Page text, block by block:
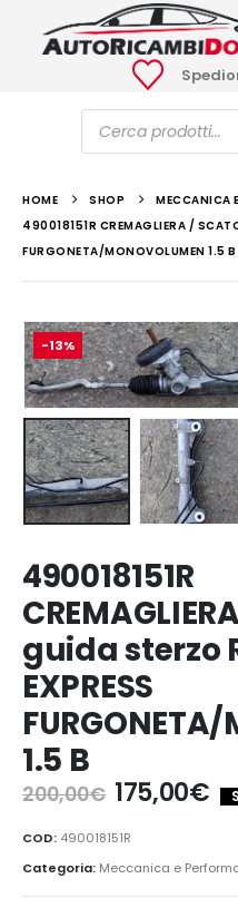
Ricerca
prodotti
HOME SHOP
MECCANICA
490018151R CREMAGLIERA /
FURGONETA/MONOVOLUMEN 1.5 B
-13%
490018151R
guida sterzo
EXPRESS
1.5 B
200,00€ Il
prezzo
originale
era:
200,00€.
175,00€Il
è:
COD: 490018151R
Categoria: Meccanica e